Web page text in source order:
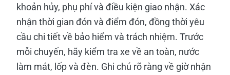
khoản hủy, phụ phí và điều kiện giao nhận. Xác
nhận thời gian đón và điểm đón, đồng thời yêu
cầu chi tiết về bảo hiểm và trách nhiệm. Trước
mỗi chuyến, hãy kiểm tra xe về an toàn, nước
làm mát, lốp và đèn. Ghi chú rõ ràng về giờ nhận